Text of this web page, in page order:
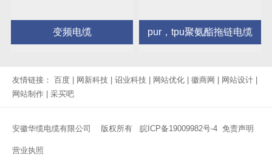
变频电缆 pur，tpu聚氨酯拖链电缆
友情链接： 百度 网新科技 诏业科技 网站优化 徽商网 网站设计
网站制作
采买吧
安徽华缆电缆有限公司 版权所有 皖ICP备19009982号-4 免责声明
营业执照